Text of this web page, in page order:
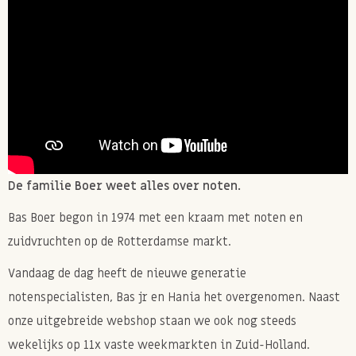
Kan PINDA'S, andere NOTEN, SOJA, MELK, TARWE en
SESAM bevatten.
De familie Boer weet alles over noten.
Bas Boer begon in 1974 met een kraam met noten en
zuidvruchten op de Rotterdamse markt.
Vandaag de dag heeft de nieuwe generatie
notenspecialisten, Bas jr en Hania het overgenomen. Naast
onze uitgebreide webshop staan we ook nog steeds
wekelijks op 11x vaste weekmarkten in Zuid-Holland.